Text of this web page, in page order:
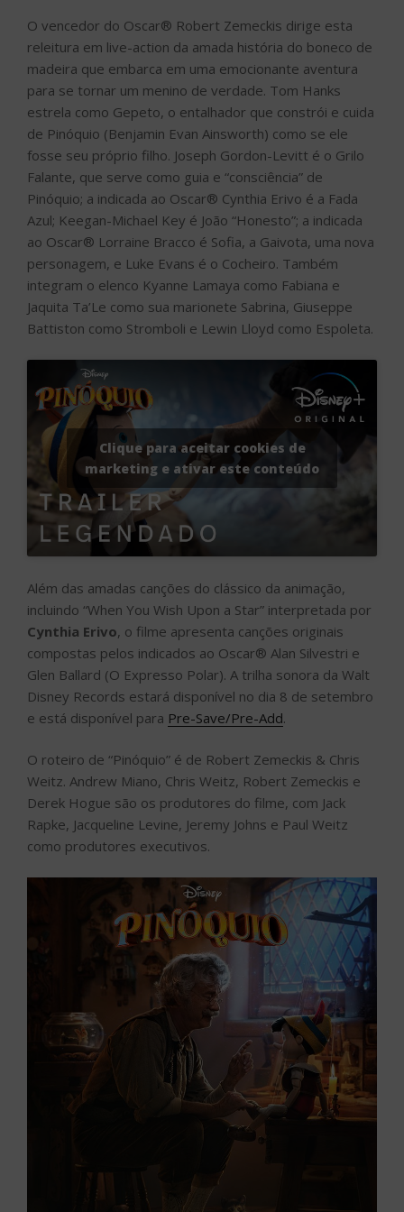
O vencedor do Oscar® Robert Zemeckis dirige esta
releitura em live-action da amada história do boneco de
madeira que embarca em uma emocionante aventura
para se tornar um menino de verdade. Tom Hanks
estrela como Gepeto, o entalhador que constrói e cuida
de Pinóquio (Benjamin Evan Ainsworth) como se ele
fosse seu próprio filho. Joseph Gordon-Levitt é o Grilo
Falante, que serve como guia e “consciência” de
Pinóquio; a indicada ao Oscar® Cynthia Erivo é a Fada
Azul; Keegan-Michael Key é João “Honesto”; a indicada
ao Oscar® Lorraine Bracco é Sofia, a Gaivota, uma nova
personagem, e Luke Evans é o Cocheiro. Também
integram o elenco Kyanne Lamaya como Fabiana e
Jaquita Ta’Le como sua marionete Sabrina, Giuseppe
Battiston como Stromboli e Lewin Lloyd como Espoleta.
Clique para aceitar cookies de
marketing e ativar este conteúdo
Além das amadas canções do clássico da animação,
incluindo “When You Wish Upon a Star” interpretada por
Cynthia Erivo, o filme apresenta canções originais
compostas pelos indicados ao Oscar® Alan Silvestri e
Glen Ballard (O Expresso Polar). A trilha sonora da Walt
Disney Records estará disponível no dia 8 de setembro
e está disponível para Pre-Save/Pre-Add.
O roteiro de “Pinóquio” é de Robert Zemeckis & Chris
Weitz. Andrew Miano, Chris Weitz, Robert Zemeckis e
Derek Hogue são os produtores do filme, com Jack
Rapke, Jacqueline Levine, Jeremy Johns e Paul Weitz
como produtores executivos.